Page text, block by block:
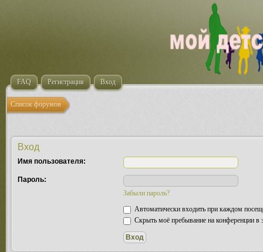
FAQ Регистрация Вход
Список форумов
Вход
Имя пользователя:
Пароль:
Забыли пароль?
Автоматически входить при каждом
Скрыть моё пребывание на конференции в